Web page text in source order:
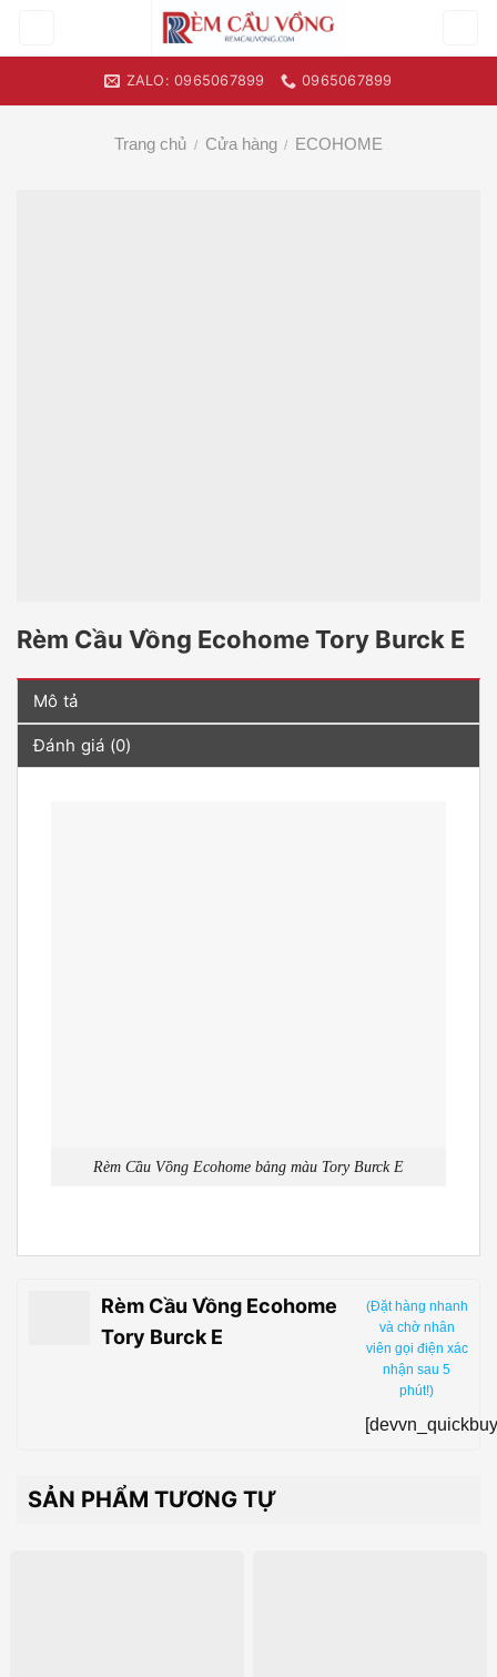
ZALO: 0965067899 0965067899
Trang chủ / Cửa hàng / ECOHOME
Rèm Cầu Vồng Ecohome Tory Burck E
Mô tả
Đánh giá (0)
Rèm Cầu Vồng Ecohome bảng màu Tory Burck E
Rèm Cầu Vồng Ecohome
Tory Burck E
(Đặt hàng nhanh
và chờ nhân
viên gọi điện xác
nhận sau 5
phút!)
SẢN PHẨM TƯƠNG TỰ